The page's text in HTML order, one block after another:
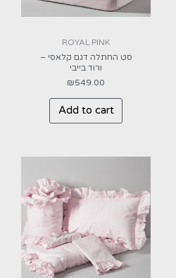
ROYAL PINK
סט החתלה דגם קלאסי –
ורוד בייבי
₪549.00
Add to cart